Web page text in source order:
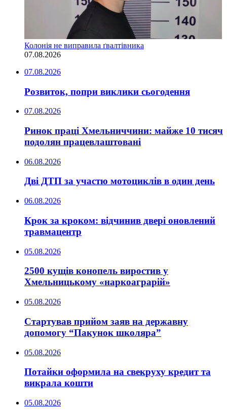
Колонія не виправила ґвалтівника
07.08.2026
07.08.2026
Розвиток, попри виклики сьогодення
07.08.2026
Ринок праці Хмельниччини: майже 10 тисяч
подолян працевлаштовані
06.08.2026
Дві ДТП за участю мотоциклів в один день
06.08.2026
Крок за кроком: відчинив двері оновлений
травмацентр
05.08.2026
2500 кущів конопель виростив у
Хмельницькому «наркоаграрій»
05.08.2026
Стартував прийом заяв на державну
допомогу “Пакунок школяра”
05.08.2026
Потайки оформила на свекруху кредит та
викрала кошти
05.08.2026